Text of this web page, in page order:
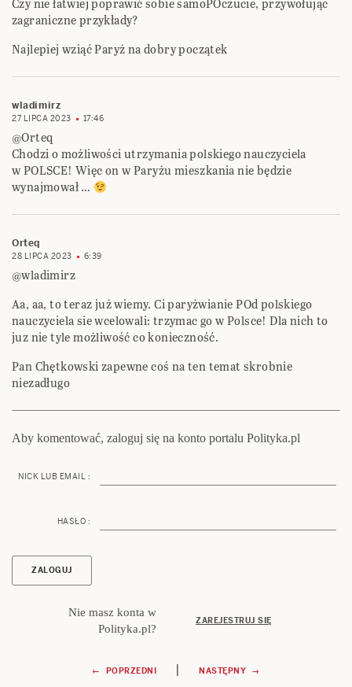
Czy nie łatwiej poprawić sobie samoPOczucie, przywołując
zagraniczne przykłady?
Najlepiej wziąć Paryż na dobry początek
wladimirz
27 LIPCA 2023 17:46
@Orteq
Chodzi o możliwości utrzymania polskiego nauczyciela
w POLSCE! Więc on w Paryżu mieszkania nie będzie
wynajmował …
Orteq
28 LIPCA 2023 6:39
@wladimirz
Aa, aa, to teraz już wiemy. Ci paryżwianie POd polskiego
nauczyciela sie wcelowali: trzymac go w Polsce! Dla nich to
juz nie tyle możliwość co konieczność.
Pan Chętkowski zapewne coś na ten temat skrobnie
niezadługo
Aby komentować, zaloguj się na konto portalu Polityka.pl
NICK LUB EMAIL :
HASŁO :
Nie masz konta w
Polityka.pl?
ZAREJESTRUJ SIĘ
Nawigacja← POPRZEDNI | NASTĘPNY →